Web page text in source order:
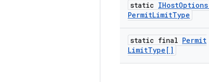
static IHostOptions
PermitLimitType
static final Permit
LimitType[]